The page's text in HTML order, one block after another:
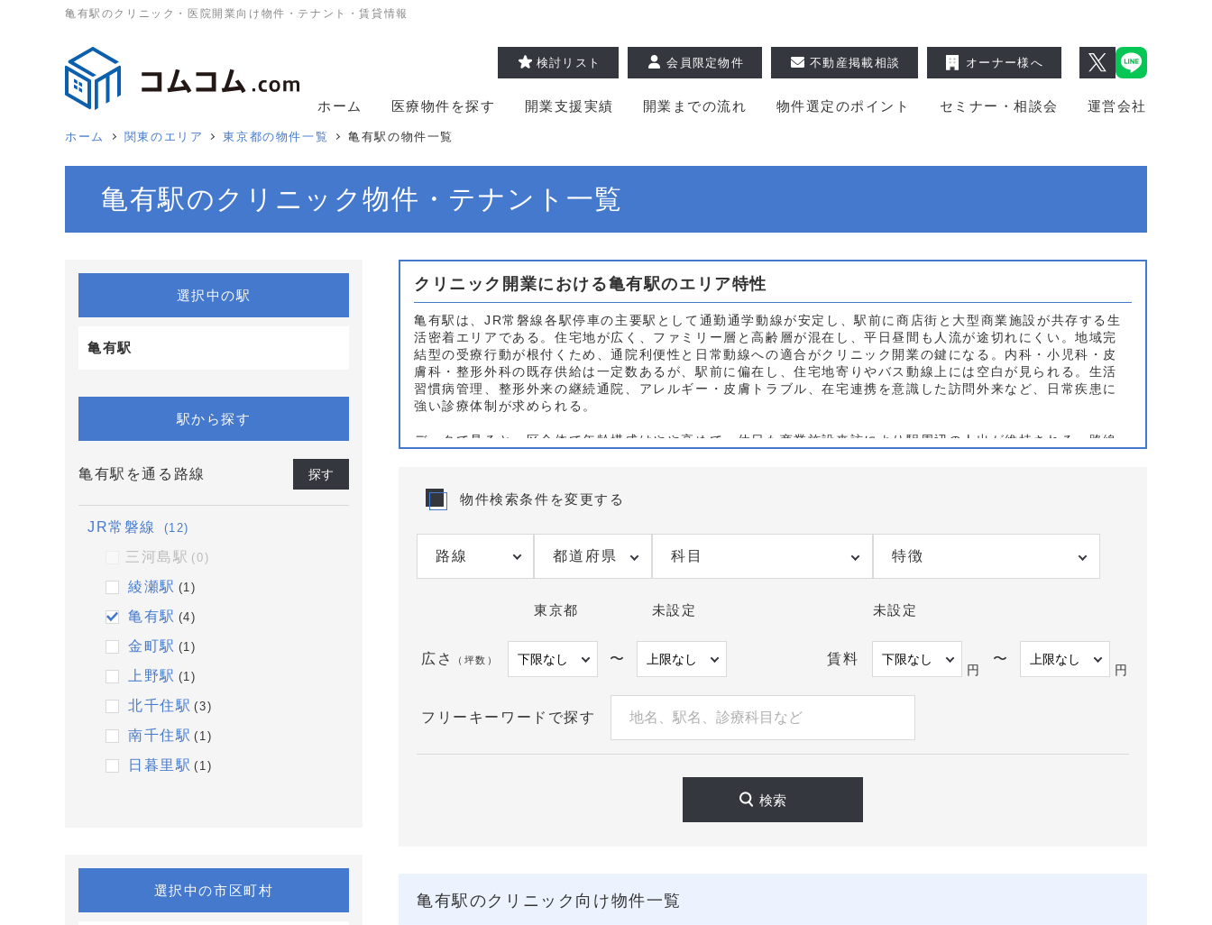
亀有駅のクリニック・医院開業向け物件・テナント・賃貸情報
ホーム 医療物件を探す 開業支援実績 開業までの流れ 物件選定のポイント セミナー・相談会 運営会社
検討リスト 会員限定物件 不動産掲載相談 オーナー様へ
ホーム 関東のエリア 東京都の物件一覧 亀有駅の物件一覧
亀有駅のクリニック物件・テナント一覧
選択中の駅
亀有駅
駅から探す
亀有駅を通る路線 探す
JR常磐線 (12)
三河島駅 (0)
綾瀬駅 (1)
亀有駅 (4)
金町駅 (1)
上野駅 (1)
北千住駅 (3)
南千住駅 (1)
日暮里駅 (1)
選択中の市区町村
クリニック開業における亀有駅のエリア特性
亀有駅は、JR常磐線各駅停車の主要駅として通勤通学動線が安定し、駅前に商店街と大型商業施設が共存する生
活密着エリアである。住宅地が広く、ファミリー層と高齢層が混在し、平日昼間も人流が途切れにくい。地域完
結型の受療行動が根付くため、通院利便性と日常動線への適合がクリニック開業の鍵になる。内科・小児科・皮
膚科・整形外科の既存供給は一定数あるが、駅前に偏在し、住宅地寄りやバス動線上には空白が見られる。生活
習慣病管理、整形外来の継続通院、アレルギー・皮膚トラブル、在宅連携を意識した訪問外来など、日常疾患に
強い診療体制が求められる。
データで見ると、区全体で年齢構成はやや高めで、休日も商業施設来訪により駅周辺の人出が維持される。路線
併設区画は、生活導線を捉えつつ費用対効果を図りやすい。学区・保育園分布と高齢者施設の位置関係を重ね、
診療科ごとの主要ターゲットが日常的に通る導線を優先するとよい。
ナントとの相乗、ドラッグストアやスーパーとの併用利用を重視したい。開院後のピーク時間帯を想定し、エレ
ベータ待ちや導線の滞留を現地で確認することが実務的である。分院の場合は既存院の患者分布と重複を避け、
公開前の亀有駅 クリニック 物件や条件交渉のご相談も承る。掲載にない案件でも、エリア動向と診療科特性に
合う候補をご提案するので、まずはニーズをお聞かせいただきたい。
物件検索条件を変更する
都道府県
東京都
科目
未設定
特徴
未設定
広さ （坪数） 〜 賃料
円
〜
円
フリーキーワードで探す
検索
亀有駅のクリニック向け物件一覧